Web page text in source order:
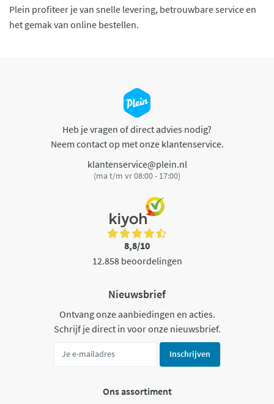
Plein profiteer je van snelle levering, betrouwbare service en
het gemak van online bestellen.
Heb je vragen of direct advies nodig?
Neem contact op met onze klantenservice.
klantenservice@plein.nl
(ma t/m vr 08:00 - 17:00)
8,8/10
12.858 beoordelingen
Nieuwsbrief
Ontvang onze aanbiedingen en acties.
Schrijf je direct in voor onze nieuwsbrief.
Inschrijven
Ons assortiment